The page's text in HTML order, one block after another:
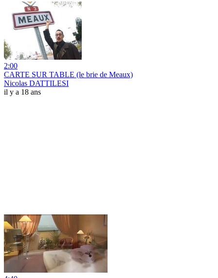
2:00
CARTE SUR TABLE (le brie de Meaux)
Nicolas DATTILESI
il y a 18 ans